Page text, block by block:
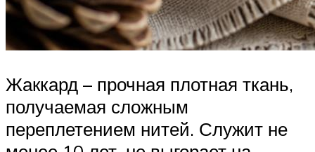
Жаккард – прочная плотная ткань,
получаемая сложным
переплетением нитей. Служит не